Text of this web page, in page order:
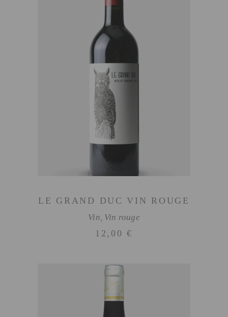
AJOUTER AU PANIER
LE GRAND DUC VIN ROUGE
Vin, Vin rouge
12,00€